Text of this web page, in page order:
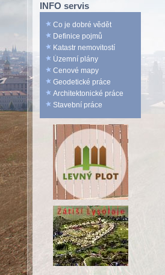
INFO servis
Co je dobré vědět
Definice pojmů
Katastr nemovitostí
Územní plány
Cenové mapy
Geodetické práce
Architektonické práce
Stavební práce